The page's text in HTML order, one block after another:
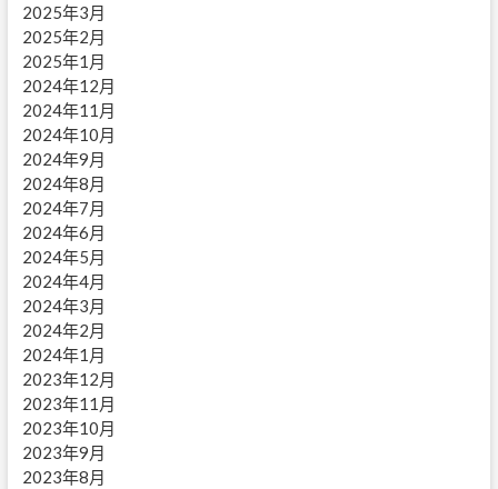
2025年3月
2025年2月
2025年1月
2024年12月
2024年11月
2024年10月
2024年9月
2024年8月
2024年7月
2024年6月
2024年5月
2024年4月
2024年3月
2024年2月
2024年1月
2023年12月
2023年11月
2023年10月
2023年9月
2023年8月